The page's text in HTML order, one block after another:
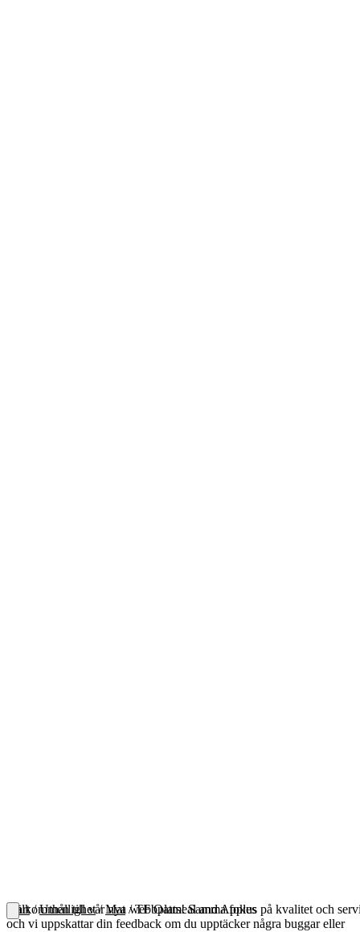
Välkommen till vår nya webbplats! Samma fokus på kvalitet och
och vi uppskattar din feedback om du upptäcker några buggar eller
Start/Uthållighet/Mat / TF Oatmeal and Apples